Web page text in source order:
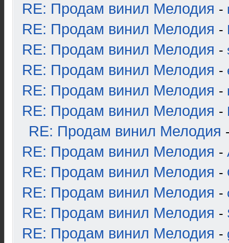
RE: Продам винил Мелодия -
RE: Продам винил Мелодия -
RE: Продам винил Мелодия -
RE: Продам винил Мелодия -
RE: Продам винил Мелодия -
RE: Продам винил Мелодия -
RE: Продам винил Мелодия
RE: Продам винил Мелодия -
RE: Продам винил Мелодия -
RE: Продам винил Мелодия -
RE: Продам винил Мелодия -
RE: Продам винил Мелодия -